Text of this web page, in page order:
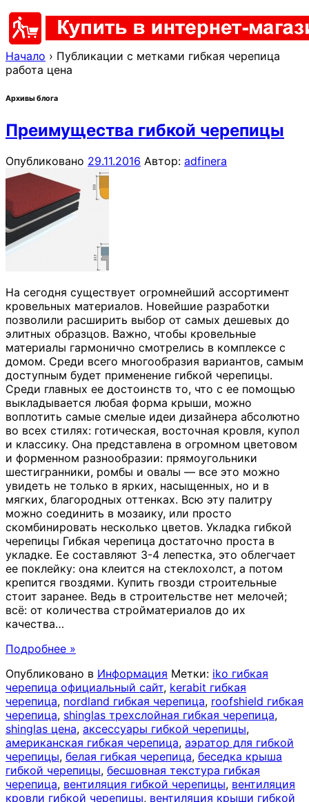
Начало › Публикации с метками гибкая черепица
работа цена
Архивы блога
Преимущества гибкой черепицы
Опубликовано 29.11.2016 Автор: adfinera
На сегодня существует огромнейший ассортимент
кровельных материалов. Новейшие разработки
позволили расширить выбор от самых дешевых до
элитных образцов. Важно, чтобы кровельные
материалы гармонично смотрелись в комплексе с
домом. Среди всего многообразия вариантов, самым
доступным будет применение гибкой черепицы.
Среди главных ее достоинств то, что с ее помощью
выкладывается любая форма крыши, можно
воплотить самые смелые идеи дизайнера абсолютно
во всех стилях: готическая, восточная кровля, купол
и классику. Она представлена в огромном цветовом
и форменном разнообразии: прямоугольники
шестигранники, ромбы и овалы — все это можно
увидеть не только в ярких, насыщенных, но и в
мягких, благородных оттенках. Всю эту палитру
можно соединить в мозаику, или просто
скомбинировать несколько цветов. Укладка гибкой
черепицы Гибкая черепица достаточно проста в
укладке. Ее составляют 3-4 лепестка, это облегчает
ее поклейку: она клеится на стеклохолст, а потом
крепится гвоздями. Купить гвозди строительные
стоит заранее. Ведь в строительстве нет мелочей;
всё: от количества стройматериалов до их
качества…
Подробнее »
Опубликовано в Информация Метки: iko гибкая
черепица официальный сайт, kerabit гибкая
черепица, nordland гибкая черепица, roofshield гибкая
черепица, shinglas трехслойная гибкая черепица,
shinglas цена, аксессуары гибкой черепицы,
американская гибкая черепица, аэратор для гибкой
черепицы, белая гибкая черепица, беседка крыша
гибкой черепицы, бесшовная текстура гибкая
черепица, вентиляция гибкой черепицы, вентиляция
кровли гибкой черепицы, вентиляция крыши гибкой